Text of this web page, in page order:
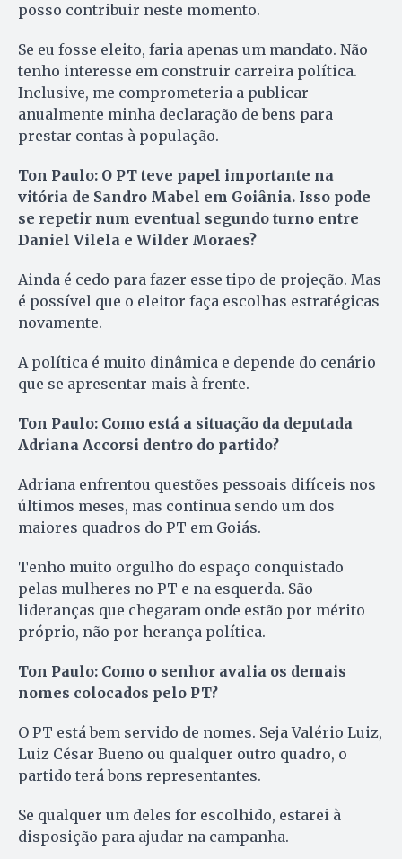
posso contribuir neste momento.
Se eu fosse eleito, faria apenas um mandato. Não
tenho interesse em construir carreira política.
Inclusive, me comprometeria a publicar
anualmente minha declaração de bens para
prestar contas à população.
Ton Paulo: O PT teve papel importante na
vitória de Sandro Mabel em Goiânia. Isso pode
se repetir num eventual segundo turno entre
Daniel Vilela e Wilder Moraes?
Ainda é cedo para fazer esse tipo de projeção. Mas
é possível que o eleitor faça escolhas estratégicas
novamente.
A política é muito dinâmica e depende do cenário
que se apresentar mais à frente.
Ton Paulo: Como está a situação da deputada
Adriana Accorsi dentro do partido?
Adriana enfrentou questões pessoais difíceis nos
últimos meses, mas continua sendo um dos
maiores quadros do PT em Goiás.
Tenho muito orgulho do espaço conquistado
pelas mulheres no PT e na esquerda. São
lideranças que chegaram onde estão por mérito
próprio, não por herança política.
Ton Paulo: Como o senhor avalia os demais
nomes colocados pelo PT?
O PT está bem servido de nomes. Seja Valério Luiz,
Luiz César Bueno ou qualquer outro quadro, o
partido terá bons representantes.
Se qualquer um deles for escolhido, estarei à
disposição para ajudar na campanha.